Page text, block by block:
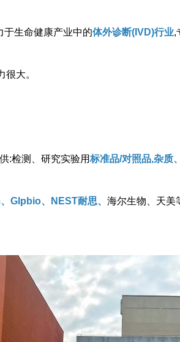
于生命健康产业中的体外诊断(IVD)行业,
大。
:检测、研究实验用标准品/对照品,杂质
Glpbio、NEST耐思、 海尔生物、天美